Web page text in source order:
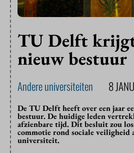
TU Delft krijgt
nieuw bestuur
Andere universiteiten 8
De TU Delft heeft over een jaar
bestuur. De huidige leden
afzienbare tijd. Dit besluit zou
commotie rond sociale veiligheid
universiteit.